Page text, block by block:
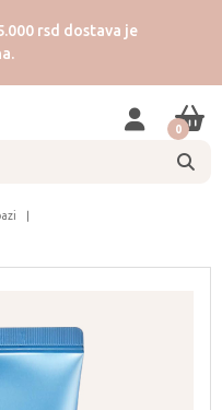
rsd dostava je
0